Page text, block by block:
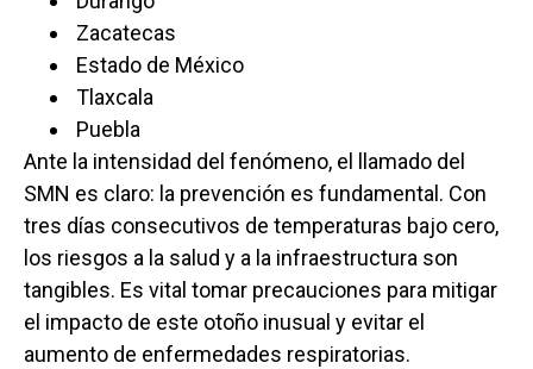
Zacatecas
Estado de México
Tlaxcala
Puebla
Ante la intensidad del fenómeno, el llamado del
SMN es claro: la prevención es fundamental. Con
tres días consecutivos de temperaturas bajo cero,
los riesgos a la salud y a la infraestructura son
tangibles. Es vital tomar precauciones para mitigar
el impacto de este otoño inusual y evitar el
aumento de enfermedades respiratorias.